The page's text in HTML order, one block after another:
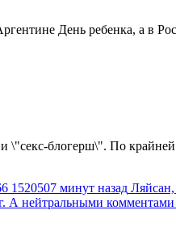
День ребенка, а в
\"секс-блогерш\". По
1520507 минут назад
А нейтральными